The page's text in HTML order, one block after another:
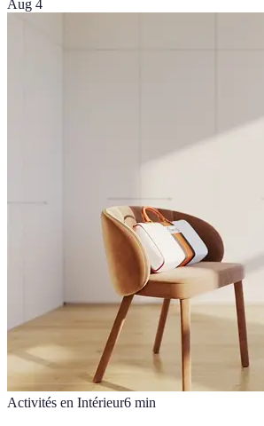
Aug 4
Activités en Intérieur6 min